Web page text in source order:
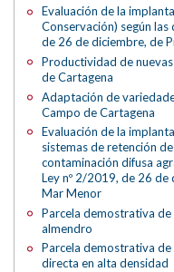
Evaluación de la
Conservación) según
de 26 de diciembre, de
Productividad de
de Cartagena
Adaptación de
Campo de Cartagena
Evaluación de la
sistemas de retención
contaminación difusa
Ley nº 2/2019, de 26
Mar Menor
Parcela demostrativa
almendro
Parcela demostrativa
directa en alta densidad